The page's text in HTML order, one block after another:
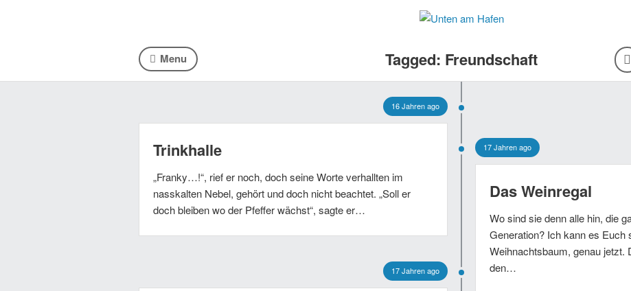
Menu Tagged: Freundschaft
16 Jahren ago
Trinkhalle
„Franky…!“, rief er noch, doch seine Worte verhallten im
nasskalten Nebel, gehört und doch nicht beachtet. „Soll er
doch bleiben wo der Pfeffer wächst“, sagte er…
17 Jahren ago
Das Weinregal
Wo sind sie denn alle hin, die
Generation? Ich kann es
Weihnachtsbaum, genau jetzt.
den…
17 Jahren ago